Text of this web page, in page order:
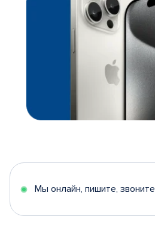
Мы онлайн, пишите, звоните